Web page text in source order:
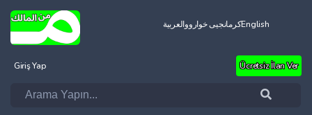
العربيةکرمانجیی خوارووEnglish
Giriş Yap Ücretsiz İlan Ver